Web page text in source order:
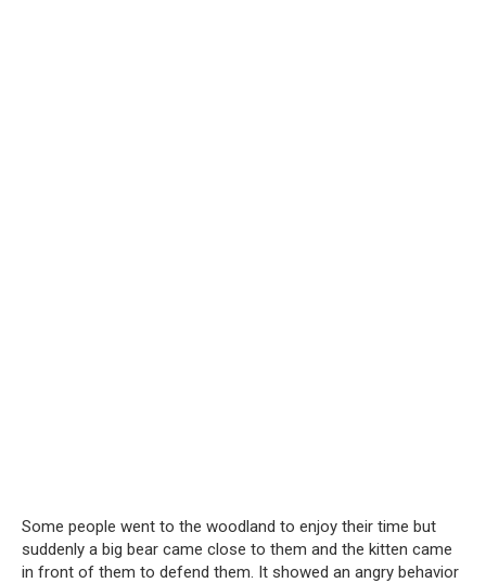
Some people went to the woodland to enjoy their time but
suddenly a big bear came close to them and the kitten came
in front of them to defend them. It showed an angry behavior